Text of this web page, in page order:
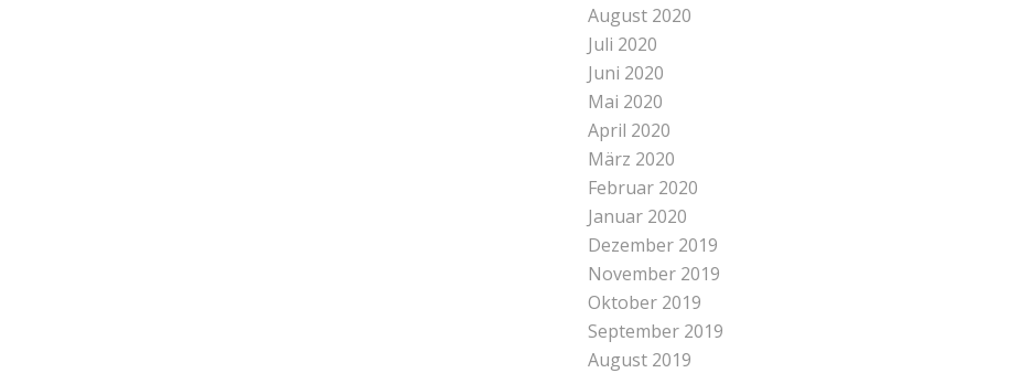
August 2020
Juli 2020
Juni 2020
Mai 2020
April 2020
März 2020
Februar 2020
Januar 2020
Dezember 2019
November 2019
Oktober 2019
September 2019
August 2019